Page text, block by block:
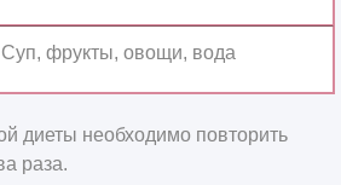
Суп, фрукты, овощи, вода
диеты необходимо повторить
раза.